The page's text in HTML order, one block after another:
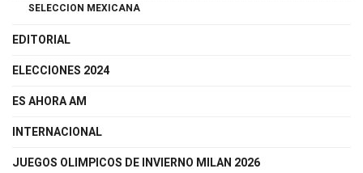
SELECCION MEXICANA
EDITORIAL
ELECCIONES 2024
ES AHORA AM
INTERNACIONAL
JUEGOS OLIMPICOS DE INVIERNO MILAN 2026